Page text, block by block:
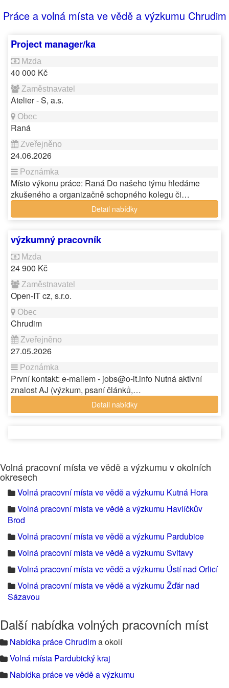
Práce a volná místa ve vědě a výzkumu Chrudim
Project manager/ka
40 000 Kč
Atelier - S, a.s.
Raná
24.06.2026
Místo výkonu práce: Raná Do našeho týmu hledáme
zkušeného a organizačně schopného kolegu či…
Detail nabídky
výzkumný pracovník
24 900 Kč
Open-IT cz, s.r.o.
Chrudim
27.05.2026
První kontakt: e-mailem - jobs@o-it.info Nutná aktivní
znalost AJ (výzkum, psaní článků,…
Detail nabídky
Volná pracovní místa ve vědě a výzkumu v okolních
okresech
Volná pracovní místa ve vědě a výzkumu Kutná Hora
Volná pracovní místa ve vědě a výzkumu Havlíčkův
Brod
Volná pracovní místa ve vědě a výzkumu Pardubice
Volná pracovní místa ve vědě a výzkumu Svitavy
Volná pracovní místa ve vědě a výzkumu Ústí nad Orlicí
Volná pracovní místa ve vědě a výzkumu Žďár nad
Sázavou
Další nabídka volných pracovních míst
Nabídka práce Chrudima okolí
Volná místa Pardubický kraj
Nabídka práce ve vědě a výzkumu